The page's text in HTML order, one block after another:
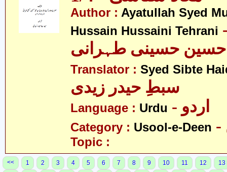
Author : Ayatullah Syed
Hussain Hussaini Tehrani
حسینی طہرانی
Translator : Syed Sibte
سبطِ حیدر زیدی
Language : Urdu - اردو
Category : Usool-e-Deen
Topic :
<< 1 2 3 4 5 6 7 8 9 10 11 12
13